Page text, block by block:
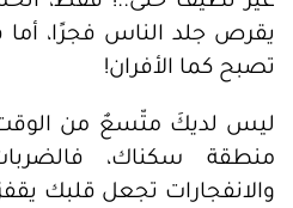
يقرص جلد الناس فجرًا، أما
تصبح كما الأفران!
ليس لديكَ متّسعٌ من
منطقة سكناك،
والانفجارات تجعل قلبك